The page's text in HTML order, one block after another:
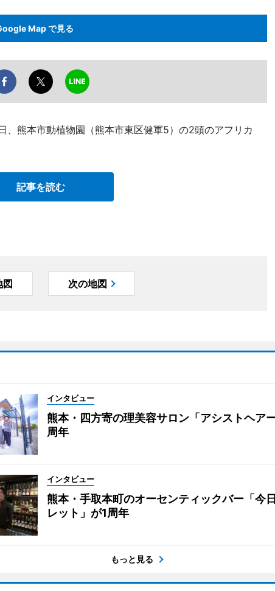
Map で見る
熊本市動植物園（熊本市東区健軍5）の2頭のアフリカ
記事を読む
図 次の地図
インタビュー
熊本・四方寄の理美容サロン「アシストヘア
周年
インタビュー
熊本・手取本町のオーセンティックバー「今
レット」が1周年
もっと見る